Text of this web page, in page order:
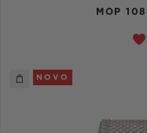
MOP
NOVO